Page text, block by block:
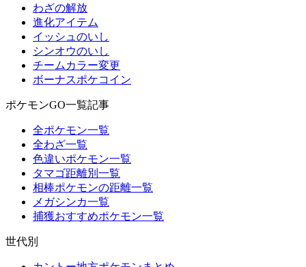
わざの解放
進化アイテム
イッシュのいし
シンオウのいし
チームカラー変更
ボーナスポケコイン
ポケモンGO一覧記事
全ポケモン一覧
全わざ一覧
色違いポケモン一覧
タマゴ距離別一覧
相棒ポケモンの距離一覧
メガシンカ一覧
捕獲おすすめポケモン一覧
世代別